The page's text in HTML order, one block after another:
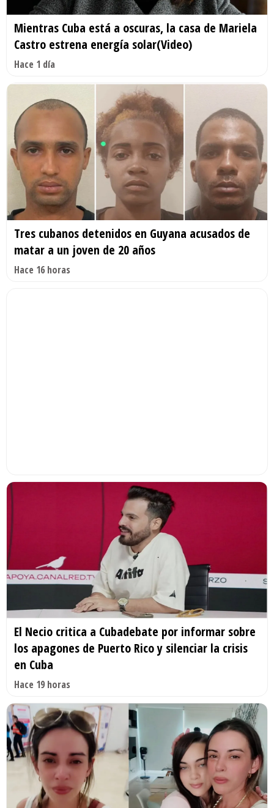
Mientras Cuba está a oscuras, la casa de Mariela
Castro estrena energía solar(Video)
Hace 1 día
Tres cubanos detenidos en Guyana acusados de
matar a un joven de 20 años
Hace 16 horas
El Necio critica a Cubadebate por informar sobre
los apagones de Puerto Rico y silenciar la crisis
en Cuba
Hace 19 horas